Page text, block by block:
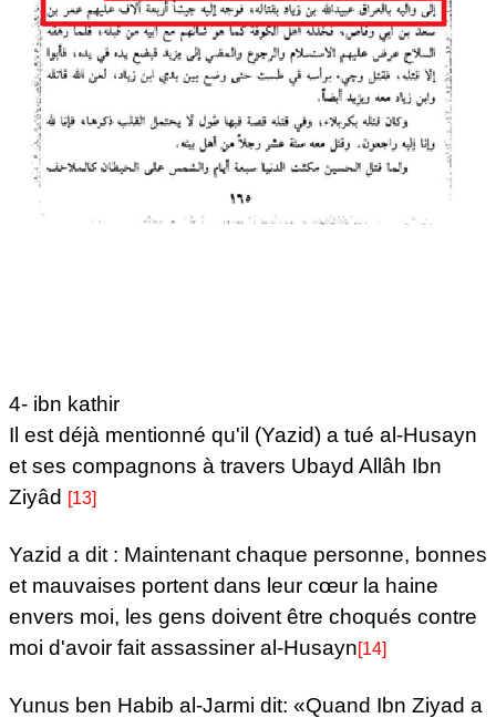
4- ibn kathir
Il est déjà mentionné qu'il (Yazid) a tué al-Husayn
et ses compagnons à travers Ubayd Allâh Ibn
Ziyâd [13]
Yazid a dit : Maintenant chaque personne, bonnes
et mauvaises portent dans leur cœur la haine
envers moi, les gens doivent être choqués contre
moi d'avoir fait assassiner al-Husayn[14]
Yunus ben Habib al-Jarmi dit: «Quand Ibn Ziyad a